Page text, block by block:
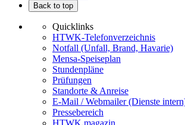
Back to top
Quicklinks
HTWK-Telefonverzeichnis
Notfall (Unfall, Brand, Havarie)
Mensa-Speiseplan
Stundenpläne
Prüfungen
Standorte & Anreise
E-Mail / Webmailer (Dienste
Pressebereich